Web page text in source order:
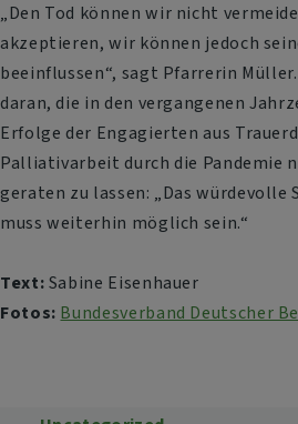
„Den Tod können wir nicht
akzeptieren, wir können jedoch
beeinflussen“, sagt Pfarrerin
daran, die in den vergangenen
Erfolge der Engagierten aus
Palliativarbeit durch die Pandemie
geraten zu lassen: „Das würdevolle
muss weiterhin möglich sein.“
Text:Sabine Eisenhauer
Fotos: Bundesverband Deutscher